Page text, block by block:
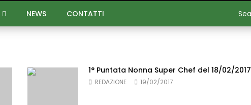
NEWS CONTATTI
1° Puntata Nonna Super Chef del 18/02/2017
REDAZIONE 19/02/2017